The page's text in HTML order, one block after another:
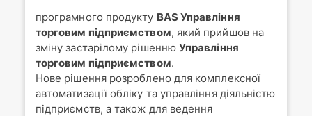
програмного продукту BAS Управління
торговим підприємством, який прийшов на
зміну застарілому рішенню Управління
торговим підприємством.
Нове рішення розроблено для комплексної
автоматизації обліку та управління діяльністю
підприємств, а також для ведення